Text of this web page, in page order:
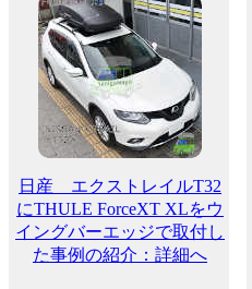
日産 エクストレイルT32
にTHULE ForceXT XLをウ
イングバーエッジで取付し
た事例の紹介：詳細へ